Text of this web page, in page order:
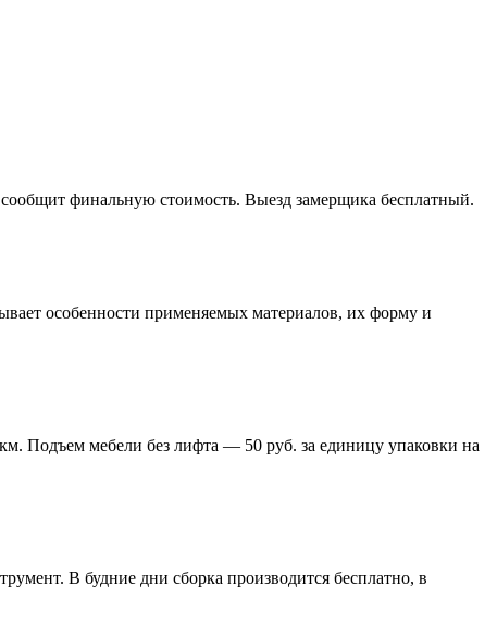
финальную стоимость. Выезд замерщика бесплатный.
особенности применяемых материалов, их форму и
Подъем мебели без лифта — 50 руб. за единицу упаковки на
В будние дни сборка производится бесплатно, в